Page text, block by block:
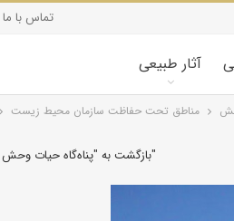
تماس با ما
آثار طبیعی
مناطق تحت حفاظت سازمان محیط زیست
بازگشت به "پناه‌گاه حيات وحش چوکام، انزلی"